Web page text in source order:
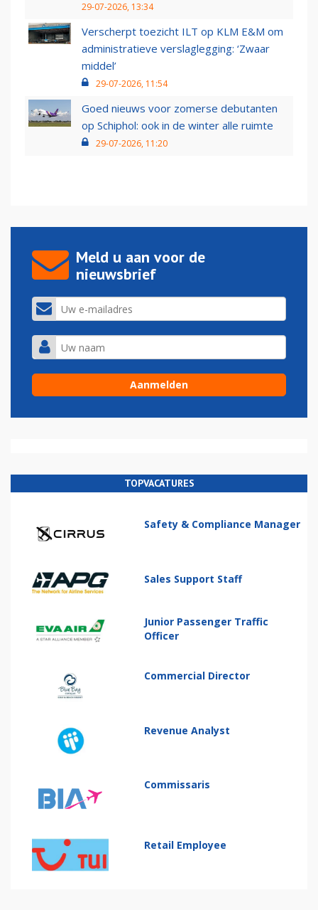
29-07-2026, 13:34
Verscherpt toezicht ILT op KLM E&M om
administratieve verslaglegging: ‘Zwaar
middel’
29-07-2026, 11:54
Goed nieuws voor zomerse debutanten
op Schiphol: ook in de winter alle ruimte
29-07-2026, 11:20
Meld u aan voor de
nieuwsbrief
TOPVACATURES
Safety & Compliance Manager
Sales Support Staff
Junior Passenger Traffic
Officer
Commercial Director
Revenue Analyst
Commissaris
Retail Employee